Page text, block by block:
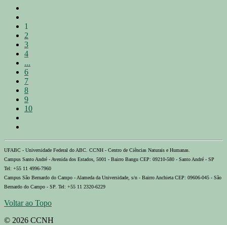
1
2
3
4
...
6
7
8
9
10
UFABC - Universidade Federal do ABC. CCNH - Centro de Ciências Naturais e Humanas.
Campus Santo André - Avenida dos Estados, 5001 - Bairro Bangu CEP: 09210-580 - Santo André - SP
Tel: +55 11 4996-7960
Campus São Bernardo do Campo - Alameda da Universidade, s/n - Bairro Anchieta CEP: 09606-045 - São
Bernardo do Campo - SP. Tel: +55 11 2320-6229
Voltar ao Topo
© 2026 CCNH